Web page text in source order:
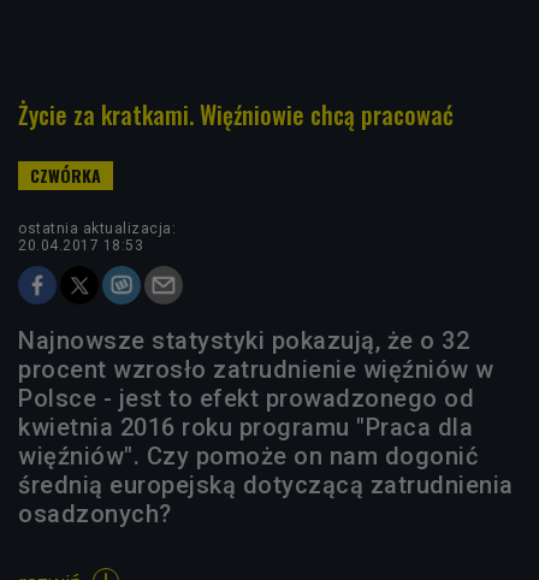
Życie za kratkami. Więźniowie chcą pracować
ostatnia aktualizacja:
20.04.2017 18:53
Najnowsze statystyki pokazują, że o 32
procent wzrosło zatrudnienie więźniów w
Polsce - jest to efekt prowadzonego od
kwietnia 2016 roku programu "Praca dla
więźniów". Czy pomoże on nam dogonić
średnią europejską dotyczącą zatrudnienia
osadzonych?